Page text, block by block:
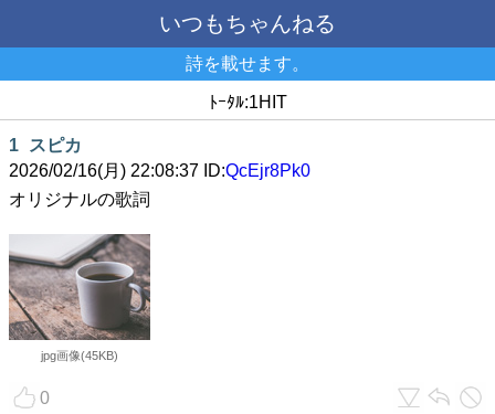
いつもちゃんねる
詩を載せます。
ﾄｰﾀﾙ:1HIT
1
スピカ
2026/02/16(月) 22:08:37 ID:QcEjr8Pk0
オリジナルの歌詞
jpg画像(45KB)
0